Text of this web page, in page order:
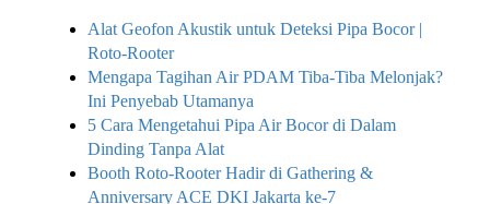
Alat Geofon Akustik untuk Deteksi Pipa Bocor |
Roto-Rooter
Mengapa Tagihan Air PDAM Tiba-Tiba Melonjak?
Ini Penyebab Utamanya
5 Cara Mengetahui Pipa Air Bocor di Dalam
Dinding Tanpa Alat
Booth Roto-Rooter Hadir di Gathering &
Anniversary ACE DKI Jakarta ke-7